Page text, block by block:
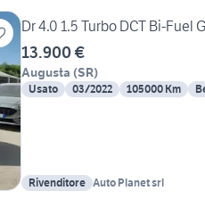
Dr 4.0 1.5 Turbo DCT Bi-Fuel
13.900 €
Augusta (SR)
Usato 03/2022 105000 Km
Rivenditore Auto Planet srl